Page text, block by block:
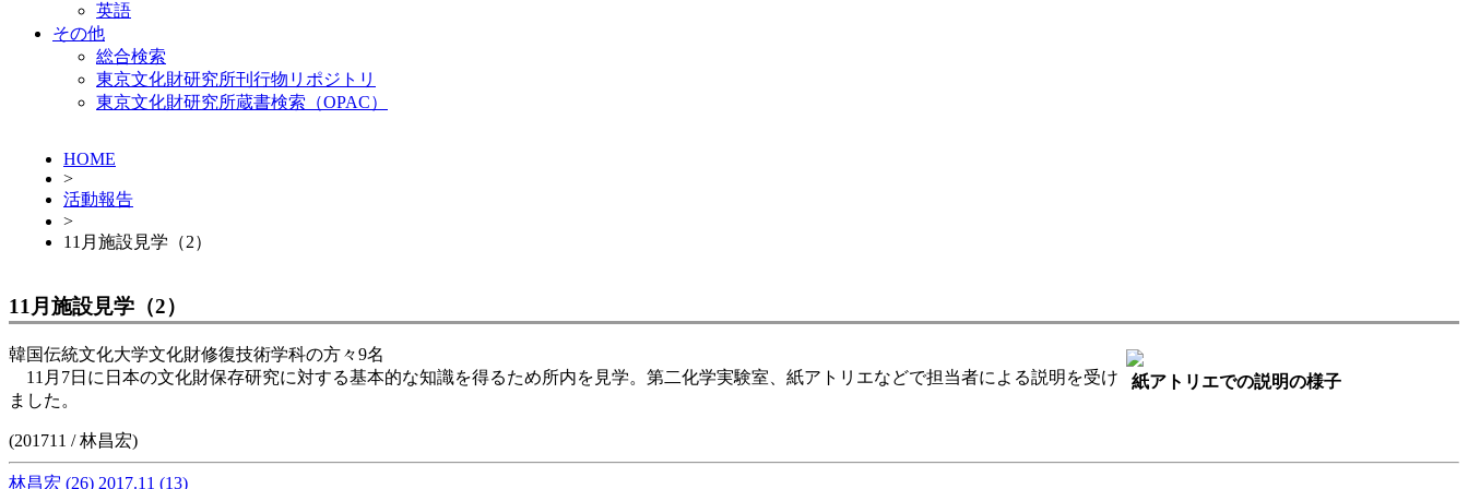
英語
その他
総合検索
東京文化財研究所刊行物リポジトリ
東京文化財研究所蔵書検索（OPAC）
HOME
>
活動報告
>
11月施設見学（2）
11月施設見学（2）
紙アトリエでの説明の様子
韓国伝統文化大学文化財修復技術学科の方々9名
11月7日に日本の文化財保存研究に対する基本的な知識を得るため所内を見学。第二化学実験室、紙アトリエなどで担当者による説明を受け
ました。
(201711 / 林昌宏)
林昌宏 (26) 2017.11 (13)